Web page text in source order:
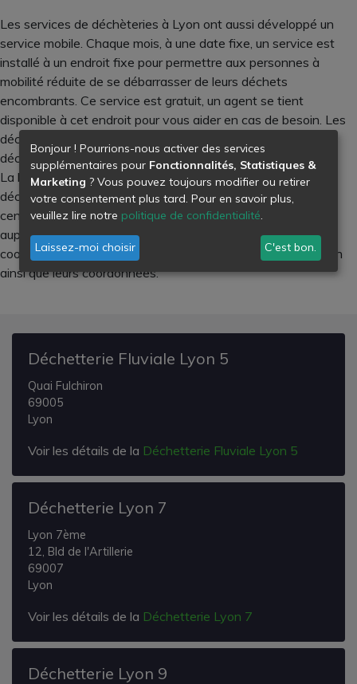
Les services de déchèteries à Lyon ont aussi développé un
service mobile. Chaque mois, à une date fixe, un service est
installé à un endroit fixe pour permettre aux personnes à
mobilité réduite de se débarrasser de leurs déchets
encombrants. Ce service est gratuit, un agent se tient
disponible à cet endroit pour vous aider en cas de besoin. Les
déchets professionnels ne sont pas acceptés dans les
déchetteries mobiles.
La liste des déchets acceptés, les jours et horaires des
déchetteries mobiles, toutes les informations relatives aux
centres de collectes de cette commune sont disponibles
auprès du service en charge. Retrouvez ci-dessous les
coordonnées des différentes déchetteries de la ville de Lyon
ainsi que leurs coordonnées.
Déchetterie Fluviale Lyon 5
Quai Fulchiron
69005
Lyon
Voir les détails de la Déchetterie Fluviale Lyon 5
Déchetterie Lyon 7
Lyon 7ème
12, Bld de l'Artillerie
69007
Lyon
Voir les détails de la Déchetterie Lyon 7
Déchetterie Lyon 9
Bonjour ! Pourrions-nous activer des services
supplémentaires pour Fonctionnalités, Statistiques &
Marketing ? Vous pouvez toujours modifier ou retirer
votre consentement plus tard. Pour en savoir plus,
veuillez lire notre politique de confidentialité.
Laissez-moi choisir C'est bon.